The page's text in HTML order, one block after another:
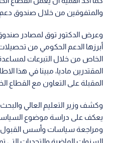
والمتفوقين من خلال صندوق دعم
وعرض الدكتور توق لمصادر
أبرزها الدعم الحكومي من
الخاص من خلال التبرعات لمساعدة
المقتدرين ماديا، مبينا في هذا
المقبلة على التعاون مع القطاع
وكشف وزير التعليم العالي
يعكف على دراسة موضوع
ومراجعة سياسات وأسس
السنوات الماضية والتحديات